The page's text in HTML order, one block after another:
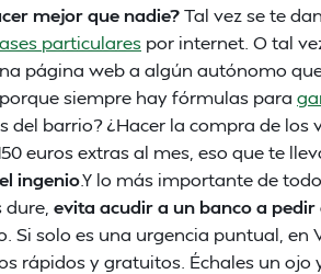
mejor que nadie?Tal vez se te
particulares por internet. O tal
página web a algún autónomo
siempre hay fórmulas para
del barrio? ¿Hacer la compra de
euros extras al mes, eso que te
ingenio.Y lo más importante de
evita acudir a un banco a
Si solo es una urgencia puntual,
rápidos y gratuitos. Échales un